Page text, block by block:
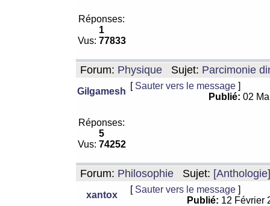
Réponses:
1
Vus: 77833
Forum: Physique Sujet: Parcimonie
Gilgamesh
[ Sauter vers le message ]
Publié: 02
Réponses:
5
Vus: 74252
Forum: Philosophie Sujet:
xantox
[ Sauter vers le message ]
Publié: 12 Février